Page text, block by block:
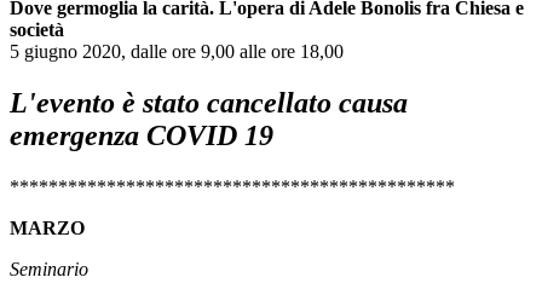
Dove germoglia la carità. L'opera di Adele Bonolis fra Chiesa e
società
5 giugno 2020, dalle ore 9,00 alle ore 18,00
L'evento è stato cancellato causa
emergenza COVID 19
**********************************************
MARZO
Seminario